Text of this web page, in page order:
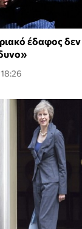
έδαφος δεν